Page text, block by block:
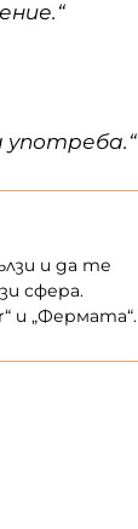
и да те
сфера.
и „Фермата“.